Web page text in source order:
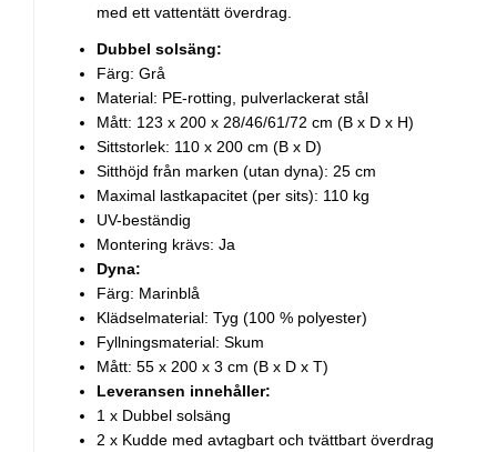
med ett vattentätt överdrag.
Dubbel solsäng:
Färg: Grå
Material: PE-rotting, pulverlackerat stål
Mått: 123 x 200 x 28/46/61/72 cm (B x D x H)
Sittstorlek: 110 x 200 cm (B x D)
Sitthöjd från marken (utan dyna): 25 cm
Maximal lastkapacitet (per sits): 110 kg
UV-beständig
Montering krävs: Ja
Dyna:
Färg: Marinblå
Klädselmaterial: Tyg (100 % polyester)
Fyllningsmaterial: Skum
Mått: 55 x 200 x 3 cm (B x D x T)
Leveransen innehåller:
1 x Dubbel solsäng
2 x Kudde med avtagbart och tvättbart överdrag